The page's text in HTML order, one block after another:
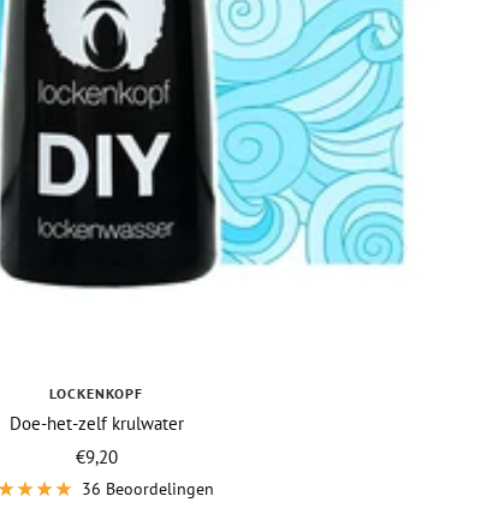
LOCKENKOPF
Doe-het-zelf krulwater
Vraagprijs
€9,20
36 Beoordelingen